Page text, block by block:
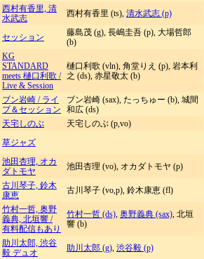
西村有香里, 清
水武志
西村有香里 (ts), 清水武志 (p)
セッション
藤島茂 (g), 長嶋圭吾 (p), 大場哲郎
(b)
KG
STANDARD
meets 樋口利歌 /
Live & Session
樋口利歌 (vln), 角堂りえ (p), 岩本利
之 (ds), 赤星敬太 (b)
ブン岩崎 / ライ
ブ＆セッション
ブン岩崎 (sax), たっちゅー (b), 城間
和広 (ds)
天宅しのぶ
天宅しのぶ (p,vo)
草ジャズ
池田杏理, オカ
ダトモヤ
池田杏理 (vo), オカダトモヤ (p)
古川琴子, 鈴木
康恵
古川琴子 (vo,p), 鈴木康恵 (fl)
竹村一哲, 奥野
義典, 北垣響 /
有料配信もあり
竹村一哲 (ds), 奥野義典 (sax), 北垣
響 (b)
助川太郎, 渋谷
毅 デュオ
助川太郎 (g), 渋谷毅 (p)